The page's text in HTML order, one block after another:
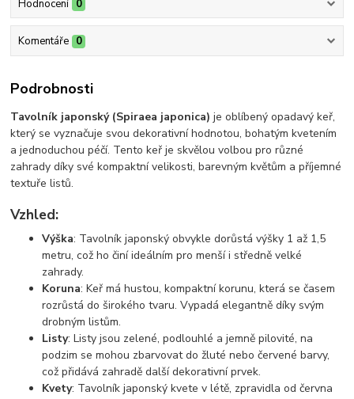
Hodnocení 0
Komentáře 0
Podrobnosti
Tavolník japonský (Spiraea japonica) je oblíbený opadavý keř,
který se vyznačuje svou dekorativní hodnotou, bohatým kvetením
a jednoduchou péčí. Tento keř je skvělou volbou pro různé
zahrady díky své kompaktní velikosti, barevným květům a příjemné
textuře listů.
Vzhled:
Výška: Tavolník japonský obvykle dorůstá výšky 1 až 1,5
metru, což ho činí ideálním pro menší i středně velké
zahrady.
Koruna: Keř má hustou, kompaktní korunu, která se časem
rozrůstá do širokého tvaru. Vypadá elegantně díky svým
drobným listům.
Listy: Listy jsou zelené, podlouhlé a jemně pilovité, na
podzim se mohou zbarvovat do žluté nebo červené barvy,
což přidává zahradě další dekorativní prvek.
Kvety: Tavolník japonský kvete v létě, zpravidla od června